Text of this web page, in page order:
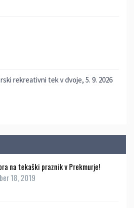
rekreativni tek v dvoje, 5. 9. 2026
na tekaški praznik v Prekmurje!
18, 2019